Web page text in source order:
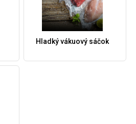
Hladký vákuový sáčok